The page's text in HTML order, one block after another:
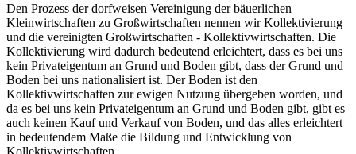
Den Prozess der dorfweisen Vereinigung der bäuerlichen
Kleinwirtschaften zu Großwirtschaften nennen wir Kollektivierung
und die vereinigten Großwirtschaften - Kollektivwirtschaften. Die
Kollektivierung wird dadurch bedeutend erleichtert, dass es bei uns
kein Privateigentum an Grund und Boden gibt, dass der Grund und
Boden bei uns nationalisiert ist. Der Boden ist den
Kollektivwirtschaften zur ewigen Nutzung übergeben worden, und
da es bei uns kein Privateigentum an Grund und Boden gibt, gibt es
auch keinen Kauf und Verkauf von Boden, und das alles erleichtert
in bedeutendem Maße die Bildung und Entwicklung von
Kollektivwirtschaften.